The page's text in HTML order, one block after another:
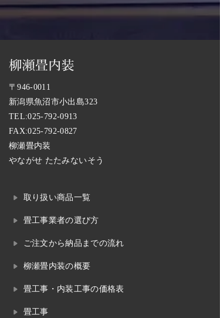
〒946-0011
新潟県魚沼市小出島323
TEL:025-792-0913
FAX:025-792-0827
柳瀬畳内装
やながせ たたみないそう
取り扱い商品一覧
畳工事業者の選び方
ご注文から納品までの流れ
柳瀬畳内装の概要
畳工事・内装工事の価格表
畳工事